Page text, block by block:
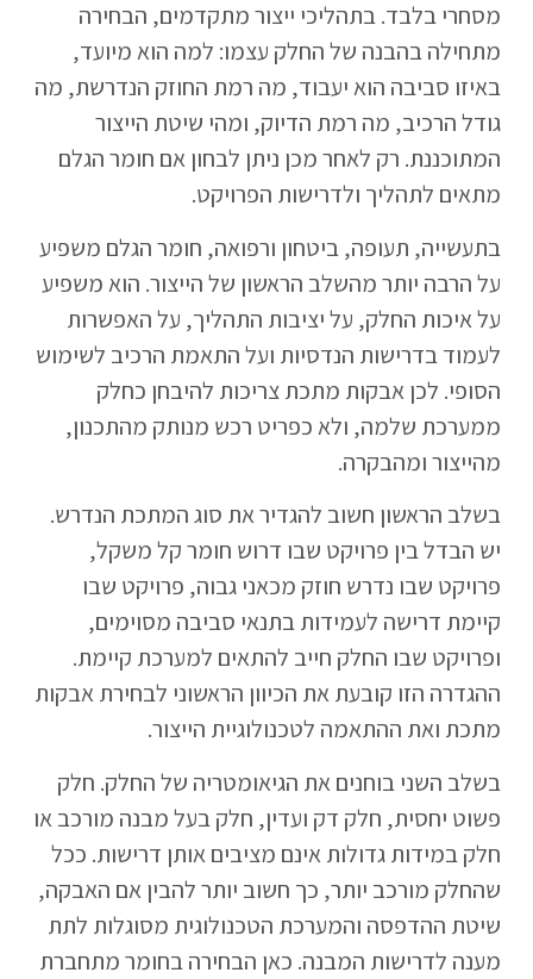
מסחרי בלבד. בתהליכי ייצור מתקדמים, הבחירה
מתחילה בהבנה של החלק עצמו: למה הוא מיועד,
באיזו סביבה הוא יעבוד, מה רמת החוזק הנדרשת, מה
גודל הרכיב, מה רמת הדיוק, ומהי שיטת הייצור
המתוכננת. רק לאחר מכן ניתן לבחון אם חומר הגלם
מתאים לתהליך ולדרישות הפרויקט.
בתעשייה, תעופה, ביטחון ורפואה, חומר הגלם משפיע
על הרבה יותר מהשלב הראשון של הייצור. הוא משפיע
על איכות החלק, על יציבות התהליך, על האפשרות
לעמוד בדרישות הנדסיות ועל התאמת הרכיב לשימוש
הסופי. לכן אבקות מתכת צריכות להיבחן כחלק
ממערכת שלמה, ולא כפריט רכש מנותק מהתכנון,
מהייצור ומהבקרה.
בשלב הראשון חשוב להגדיר את סוג המתכת הנדרש.
יש הבדל בין פרויקט שבו דרוש חומר קל משקל,
פרויקט שבו נדרש חוזק מכאני גבוה, פרויקט שבו
קיימת דרישה לעמידות בתנאי סביבה מסוימים,
ופרויקט שבו החלק חייב להתאים למערכת קיימת.
ההגדרה הזו קובעת את הכיוון הראשוני לבחירת אבקות
מתכת ואת ההתאמה לטכנולוגיית הייצור.
בשלב השני בוחנים את הגיאומטריה של החלק. חלק
פשוט יחסית, חלק דק ועדין, חלק בעל מבנה מורכב או
חלק במידות גדולות אינם מציבים אותן דרישות. ככל
שהחלק מורכב יותר, כך חשוב יותר להבין אם האבקה,
שיטת ההדפסה והמערכת הטכנולוגית מסוגלות לתת
מענה לדרישות המבנה. כאן הבחירה בחומר מתחברת